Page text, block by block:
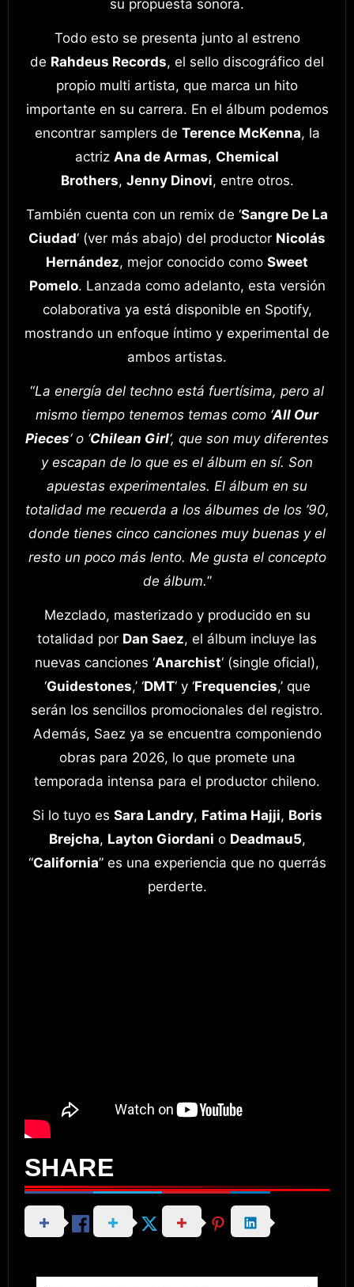
su propuesta sonora.
Todo esto se presenta junto al estreno
de Rahdeus Records, el sello discográfico del
propio multi artista, que marca un hito
importante en su carrera. En el álbum podemos
encontrar samplers de Terence McKenna, la
actriz Ana de Armas, Chemical
Brothers, Jenny Dinovi, entre otros.
También cuenta con un remix de ‘Sangre De La
Ciudad‘ (ver más abajo) del productor Nicolás
Hernández, mejor conocido como Sweet
Pomelo. Lanzada como adelanto, esta versión
colaborativa ya está disponible en Spotify,
mostrando un enfoque íntimo y experimental de
ambos artistas.
“La energía del techno está fuertísima, pero al
mismo tiempo tenemos temas como ‘All Our
Pieces‘ o ‘Chilean Girl‘, que son muy diferentes
y escapan de lo que es el álbum en sí. Son
apuestas experimentales. El álbum en su
totalidad me recuerda a los álbumes de los ’90,
donde tienes cinco canciones muy buenas y el
resto un poco más lento. Me gusta el concepto
de álbum.”
Mezclado, masterizado y producido en su
totalidad por Dan Saez, el álbum incluye las
nuevas canciones ‘Anarchist‘ (single oficial),
‘Guidestones,’ ‘DMT‘ y ‘Frequencies,’ que
serán los sencillos promocionales del registro.
Además, Saez ya se encuentra componiendo
obras para 2026, lo que promete una
temporada intensa para el productor chileno.
Si lo tuyo es Sara Landry, Fatima Hajji, Boris
Brejcha, Layton Giordani o Deadmau5,
“California” es una experiencia que no querrás
perderte.
SHARE